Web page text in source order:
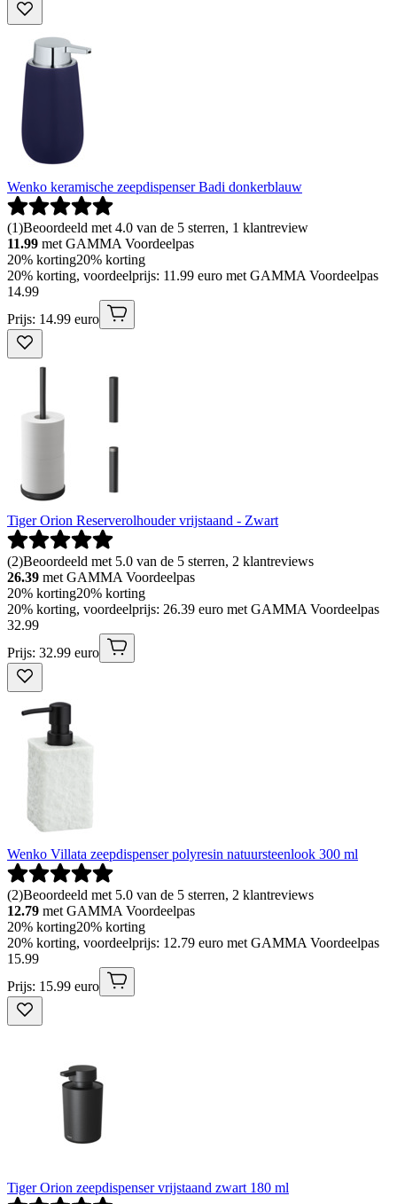
Wenko keramische zeepdispenser Badi donkerblauw
(1)Beoordeeld met 4.0 van de 5 sterren, 1 klantreview
11.99 met GAMMA Voordeelpas
20% korting20% korting
20% korting, voordeelprijs: 11.99 euro met GAMMA Voordeelpas
14.99
Prijs: 14.99 euro
Tiger Orion Reserverolhouder vrijstaand - Zwart
(2)Beoordeeld met 5.0 van de 5 sterren, 2 klantreviews
26.39 met GAMMA Voordeelpas
20% korting20% korting
20% korting, voordeelprijs: 26.39 euro met GAMMA Voordeelpas
32.99
Prijs: 32.99 euro
Wenko Villata zeepdispenser polyresin natuursteenlook 300 ml
(2)Beoordeeld met 5.0 van de 5 sterren, 2 klantreviews
12.79 met GAMMA Voordeelpas
20% korting20% korting
20% korting, voordeelprijs: 12.79 euro met GAMMA Voordeelpas
15.99
Prijs: 15.99 euro
Tiger Orion zeepdispenser vrijstaand zwart 180 ml